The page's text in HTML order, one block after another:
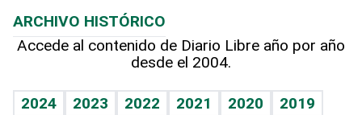
Hablando con el pediatra
Vida y familia
Línea de hit
TBT Deportivo
Más firmas
Hecho en casa
Guía del dinero
Cumpleaños
Horóscopos
ARCHIVO HISTÓRICO
Accede al contenido de Diario Libre año por año
desde el 2004.
2024 2023 2022 2021 2020
2019